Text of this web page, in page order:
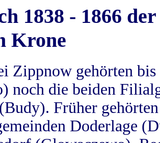
1838 - 1866
Krone
Zippnow gehörten
noch die beiden
Früher
Doderlage